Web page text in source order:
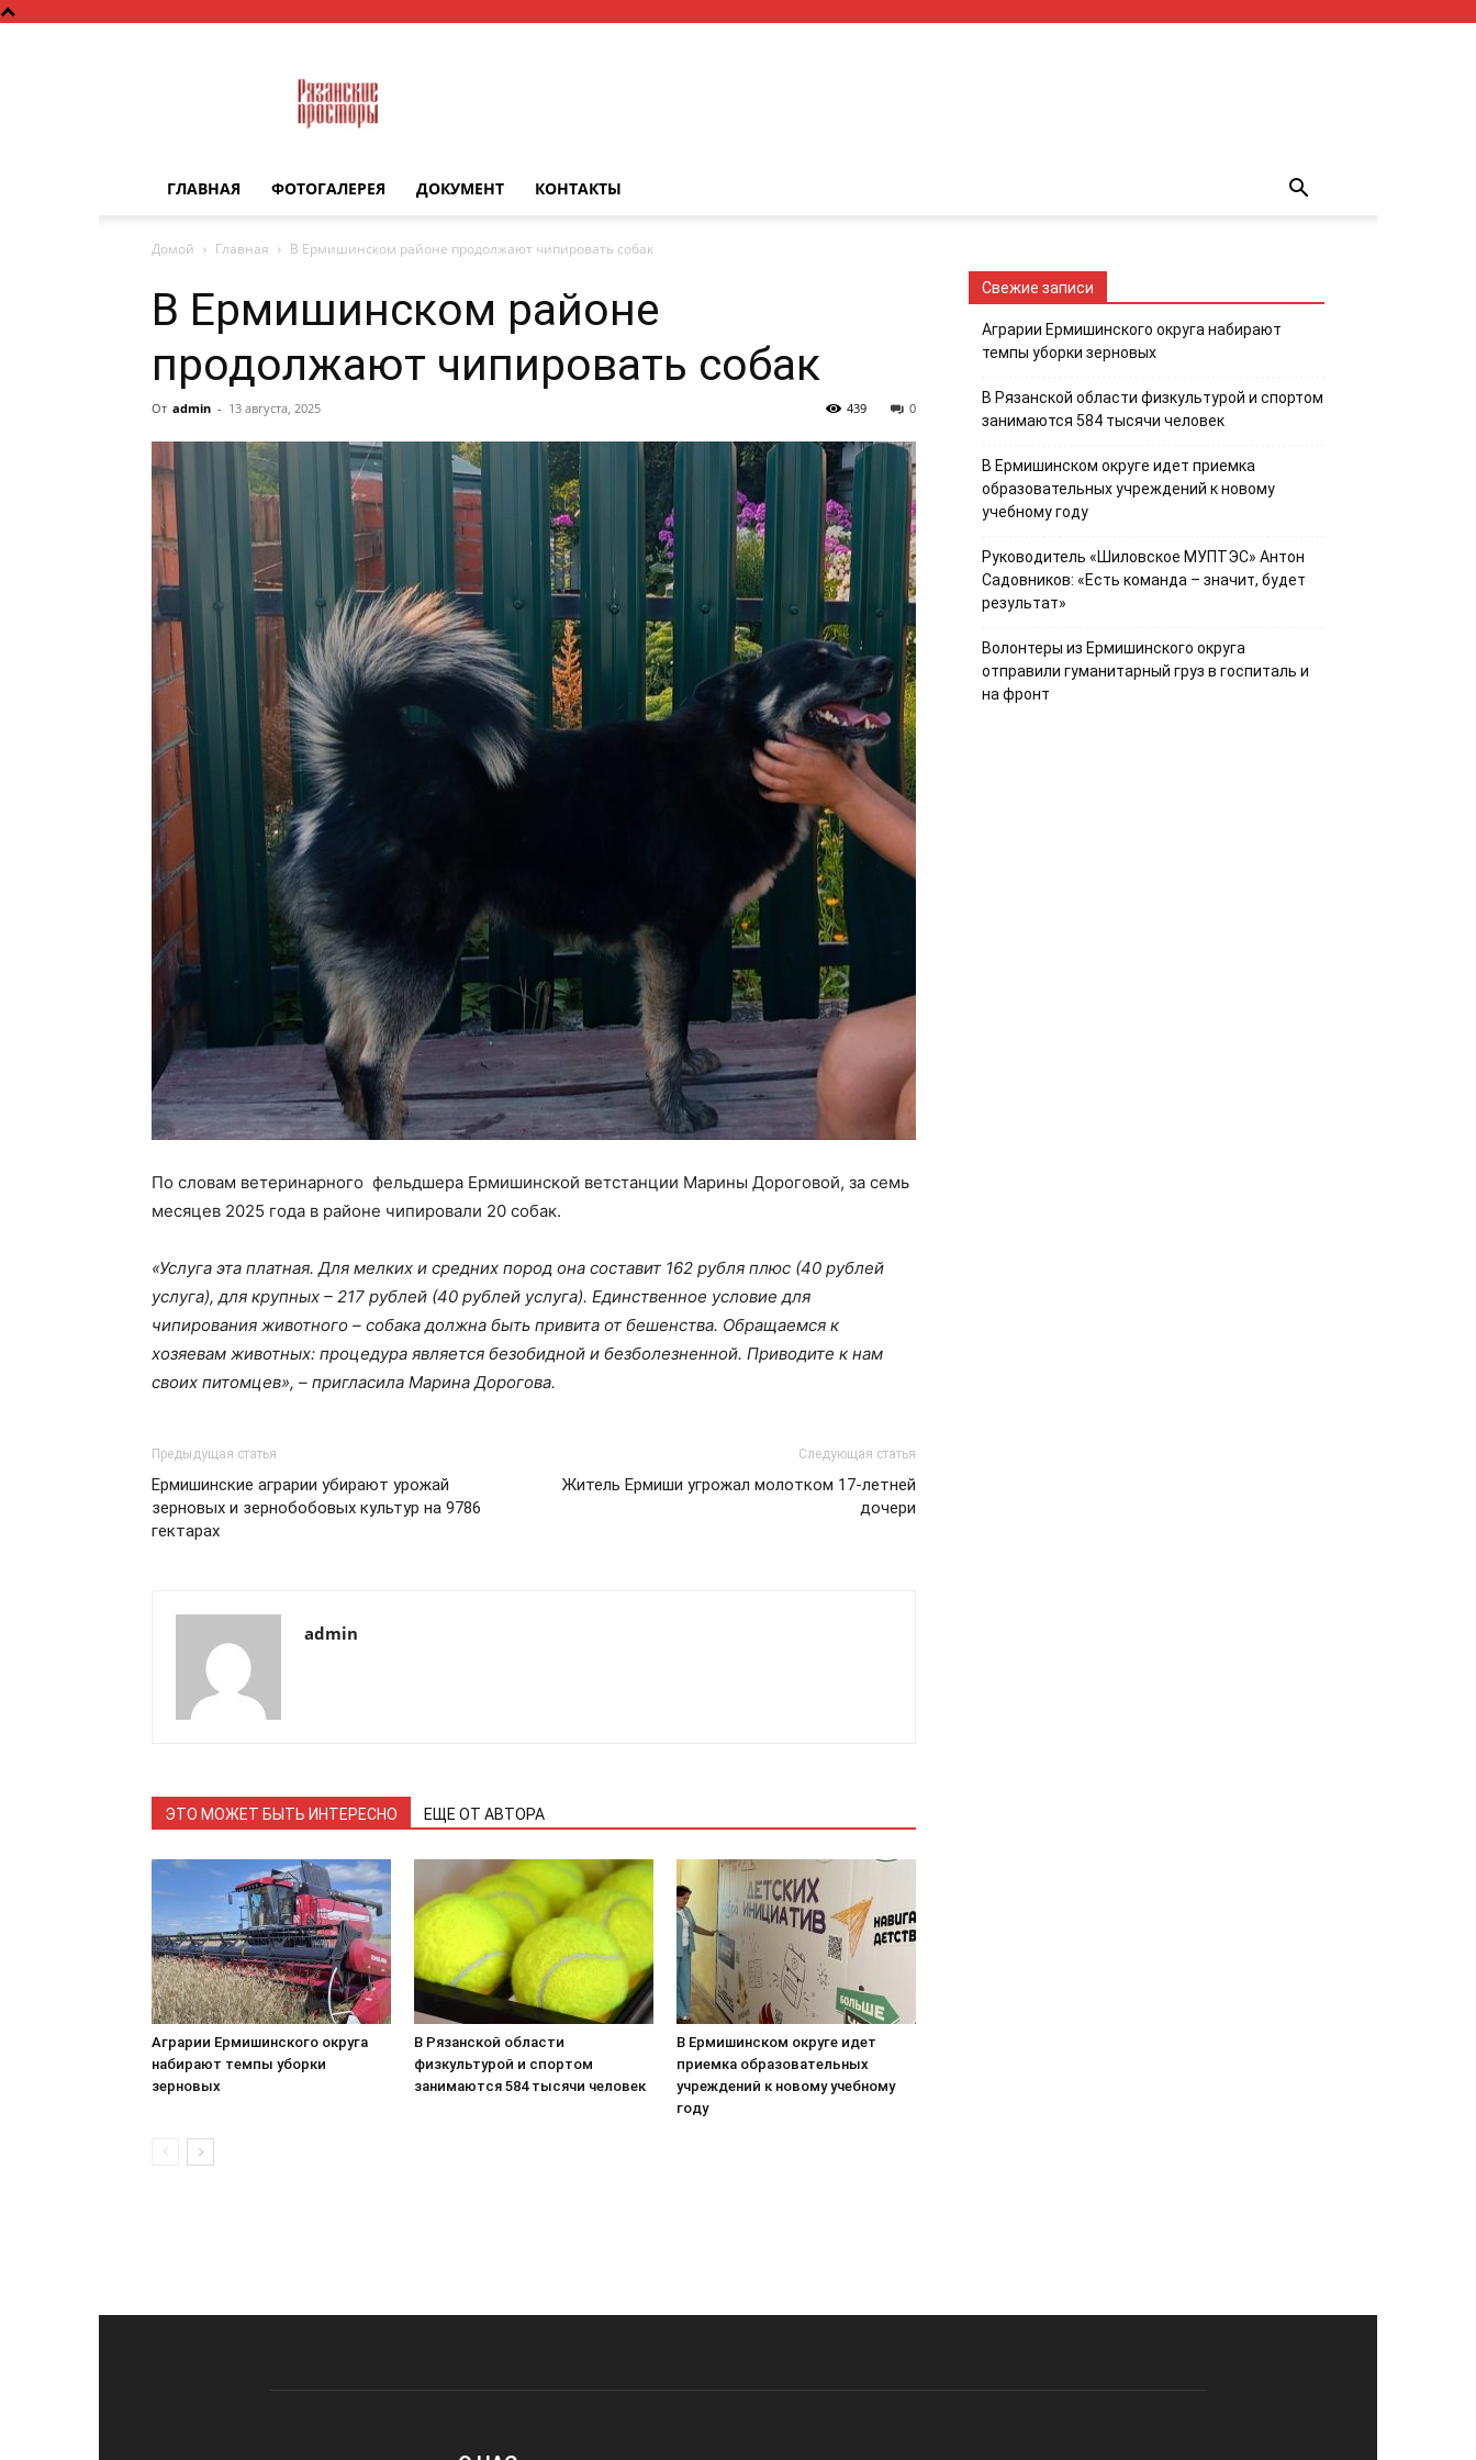
просторы
ГЛАВНАЯ ФОТОГАЛЕРЕЯ ДОКУМЕНТ КОНТАКТЫ
Домой Главная В Ермишинском районе продолжают чипировать собак
В Ермишинском районе
продолжают чипировать собак
От admin - 13 августа, 2025 0
439
По словам ветеринарного фельдшера Ермишинской ветстанции Марины Дороговой, за семь
месяцев 2025 года в районе чипировали 20 собак.
«Услуга эта платная. Для мелких и средних пород она составит 162 рубля плюс (40 рублей
услуга), для крупных – 217 рублей (40 рублей услуга). Единственное условие для
чипирования животного – собака должна быть привита от бешенства. Обращаемся к
хозяевам животных: процедура является безобидной и безболезненной. Приводите к нам
своих питомцев», – пригласила Марина Дорогова.
Предыдущая статья
Ермишинские аграрии убирают урожай
зерновых и зернобобовых культур на 9786
гектарах
Следующая статья
Житель Ермиши угрожал молотком 17-летней
дочери
admin
ЭТО МОЖЕТ БЫТЬ ИНТЕРЕСНО ЕЩЕ ОТ АВТОРА
Аграрии Ермишинского округа
набирают темпы уборки
зерновых
В Рязанской области
физкультурой и спортом
занимаются 584 тысячи человек
В Ермишинском округе идет
приемка образовательных
учреждений к новому учебному
году
Свежие записи
Аграрии Ермишинского округа набирают
темпы уборки зерновых
В Рязанской области физкультурой и спортом
занимаются 584 тысячи человек
В Ермишинском округе идет приемка
образовательных учреждений к новому
учебному году
Руководитель «Шиловское МУПТЭС» Антон
Садовников: «Есть команда – значит, будет
результат»
Волонтеры из Ермишинского округа
отправили гуманитарный груз в госпиталь и
на фронт